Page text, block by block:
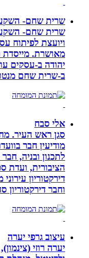
שרית שחם- השקעות
שרית שחם- השקעות
ויועצת לפיתוח
מאושרת. ‏מייסדת
יהודה‏ ב-‏עסקים
ב-‏שרית שחם מנטורית
אלי סבח
סגן ראש העיר. מחזיק
מודיעין חבר
לתכנון ובניה, חבר
הציבורית, ועדת
דירקטוריון עירוני
וחבר דירקטוריון
עיצוב גרפי יערה
יערה רוזי (צינמון),